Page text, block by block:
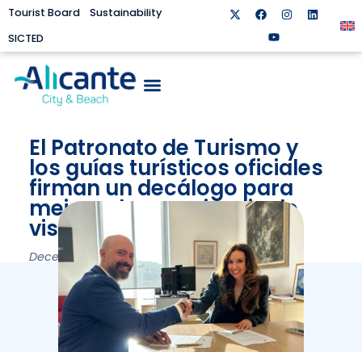
Tourist Board
Sustainability
SICTED
El Patronato de Turismo y
los guías turísticos oficiales
firman un decálogo para
mejorar la experiencia de
visitantes y vecinos
December 9, 2024